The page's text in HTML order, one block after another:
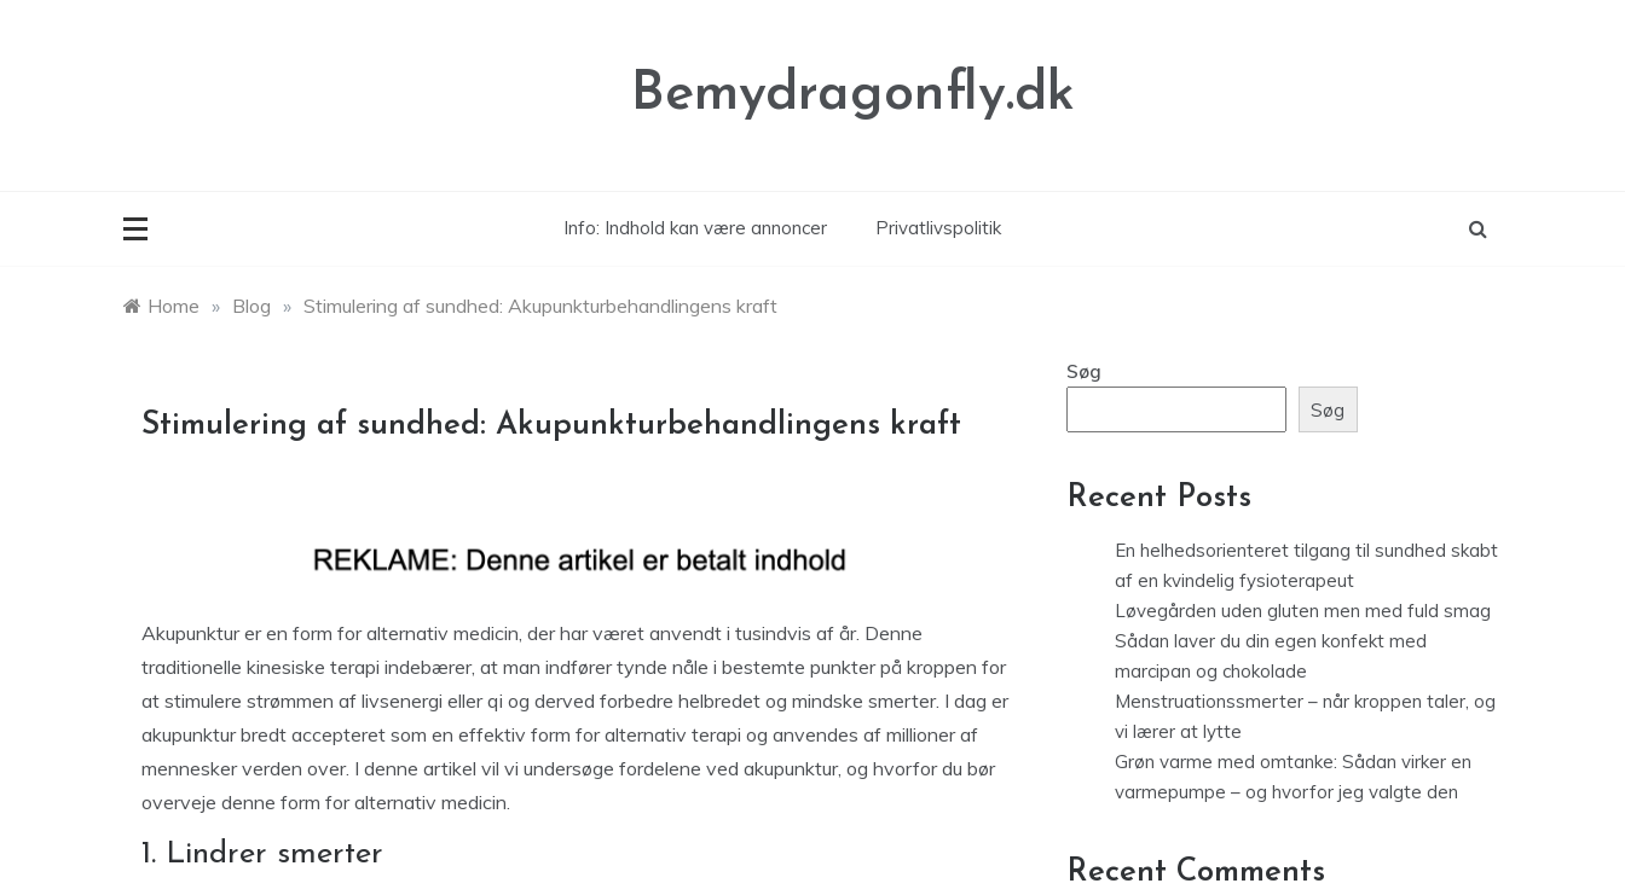
Bemydragonfly.dk
Info: Indhold kan være annoncer Privatlivspolitik
Home » Blog » Stimulering af sundhed: Akupunkturbehandlingens kraft
Stimulering af sundhed: Akupunkturbehandlingens kraft
Akupunktur er en form for alternativ medicin, der har været anvendt i tusindvis af år. Denne
traditionelle kinesiske terapi indebærer, at man indfører tynde nåle i bestemte punkter på kroppen for
at stimulere strømmen af livsenergi eller qi og derved forbedre helbredet og mindske smerter. I dag er
akupunktur bredt accepteret som en effektiv form for alternativ terapi og anvendes af millioner af
mennesker verden over. I denne artikel vil vi undersøge fordelene ved akupunktur, og hvorfor du bør
overveje denne form for alternativ medicin.
1. Lindrer smerter
Søg
Søg
Recent Posts
En helhedsorienteret tilgang til sundhed skabt
af en kvindelig fysioterapeut
Løvegården uden gluten men med fuld smag
Sådan laver du din egen konfekt med
marcipan og chokolade
Menstruationssmerter – når kroppen taler, og
vi lærer at lytte
Grøn varme med omtanke: Sådan virker en
varmepumpe – og hvorfor jeg valgte den
Recent Comments